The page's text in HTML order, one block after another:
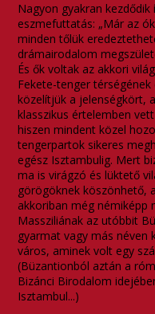
Nagyon gyakran
eszmefuttatás: „Már az
minden tőlük
drámairodalom
És ők voltak az akkori
Fekete-tenger térségének
közelítjük a jelenségkört,
klasszikus értelemben
hiszen mindent közel
tengerpartok sikeres
egész Isztambulig. Mert
ma is virágzó és lüktető
görögöknek köszönhető,
akkoriban még némiképp
Massziliának az utóbbit
gyarmat vagy más néven
város, aminek volt egy
(Büzantionból aztán a
Bizánci Birodalom
Isztambul...)